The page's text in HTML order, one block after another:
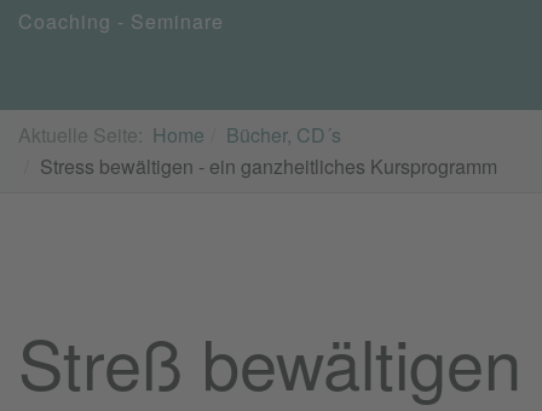
Coaching - Seminare
Aktuelle Seite: Home
Bücher, CD´s
Stress bewältigen - ein ganzheitliches Kursprogramm
Streß bewältigen